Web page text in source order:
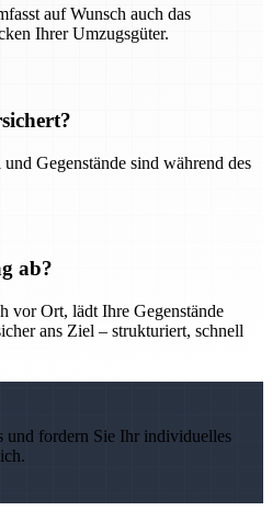
auf Wunsch auch das
Ihrer Umzugsgüter.
Gegenstände sind während des
ab?
vor Ort, lädt Ihre Gegenstände
ans Ziel – strukturiert, schnell
und fordern Sie Ihr individuelles